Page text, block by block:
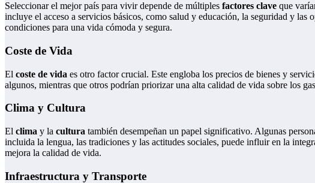
Seleccionar el mejor país para vivir depende de múltiples factores clave que
incluye el acceso a servicios básicos, como salud y educación, la seguridad y
condiciones para una vida cómoda y segura.
Coste de Vida
El coste de vida es otro factor crucial. Este engloba los precios de bienes y
algunos, mientras que otros podrían priorizar una alta calidad de vida sobre los
Clima y Cultura
El clima y la cultura también desempeñan un papel significativo. Algunas
incluida la lengua, las tradiciones y las actitudes sociales, puede influir en la
mejora la calidad de vida.
Infraestructura y Transporte